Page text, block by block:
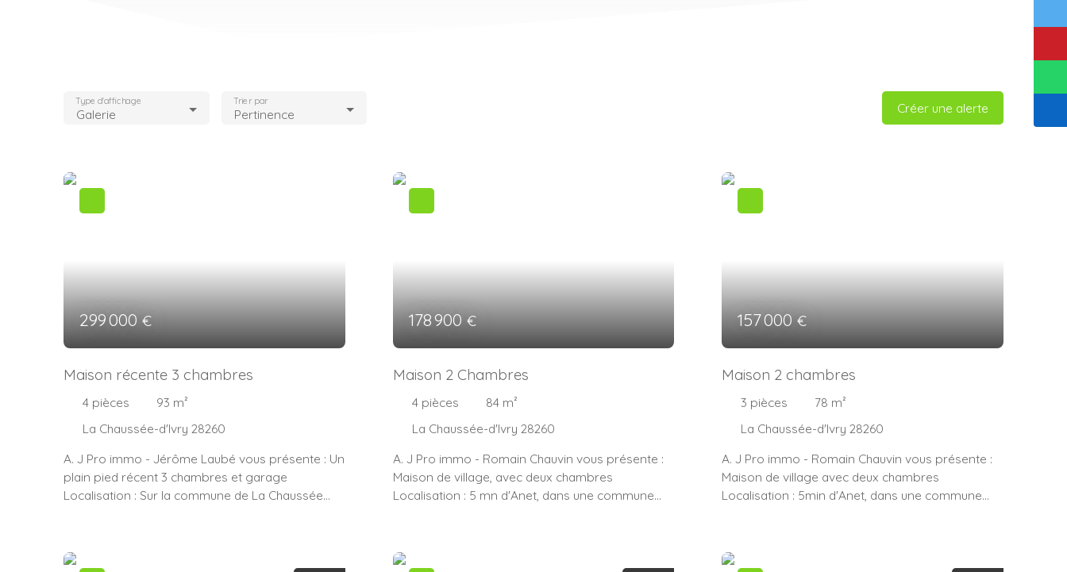
Galerie
Type d'affichage
Pertinence
Trier par Créer une alerte
299 000€
Maison récente 3 chambres
4 pièces 93 m²
La Chaussée-d'Ivry 28260
A. J Pro immo - Jérôme Laubé vous présente : Un
plain pied récent 3 chambres et garage
Localisation : Sur la commune de La Chaussée
Construction aux normes PMR de 2017 - DPE en A
- 4 pièces de 93m² de plain pied sans travaux
178 900€
Maison 2 Chambres
4 pièces 84 m²
La Chaussée-d'Ivry 28260
A. J Pro immo - Romain Chauvin vous présente :
Maison de village, avec deux chambres
Localisation : 5 mn d'Anet, dans une commune
comprenant : Au rez-de-chaussée, une entrée,
cuisine, un salon et un séjour et un wc. Au premier
157 000€
Maison 2 chambres
3 pièces 78 m²
La Chaussée-d'Ivry 28260
A. J Pro immo - Romain Chauvin vous présente :
Maison de village avec deux chambres
Localisation : 5min d'Anet, dans une commune
comprenant : Au rez-de-chaussée, une entrée sur
cuisine de 11² donnant sur un salon/séjour et une